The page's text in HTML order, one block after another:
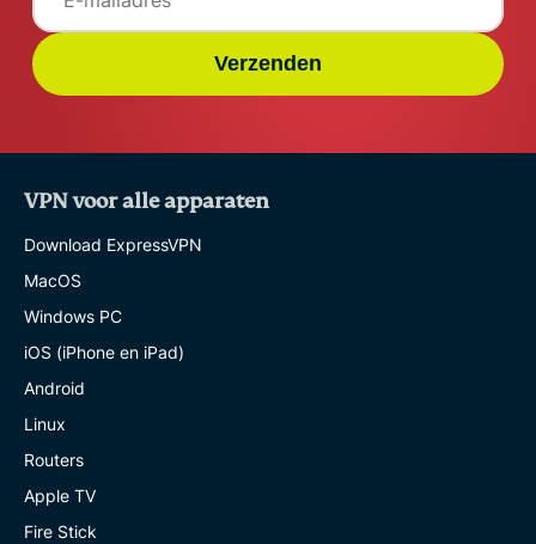
Verzenden
VPN voor alle apparaten
Download ExpressVPN
MacOS
Windows PC
iOS (iPhone en iPad)
Android
Linux
Routers
Apple TV
Fire Stick